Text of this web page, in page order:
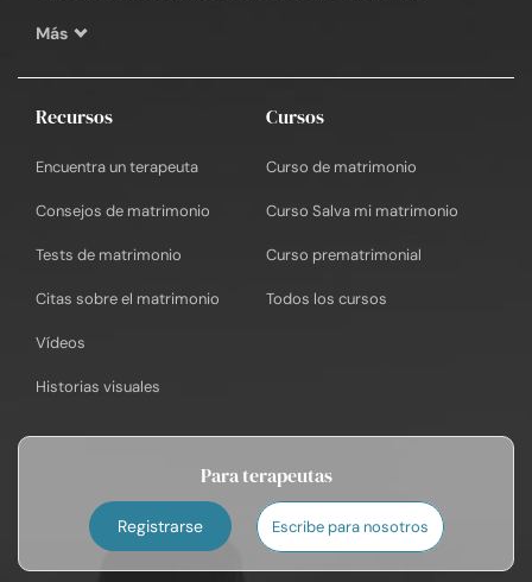
Más
Recursos
Encuentra un terapeuta
Consejos de matrimonio
Tests de matrimonio
Citas sobre el matrimonio
Vídeos
Historias visuales
Cursos
Curso de matrimonio
Curso Salva mi matrimonio
Curso prematrimonial
Todos los cursos
Para terapeutas
Registrarse Escribe para nosotros